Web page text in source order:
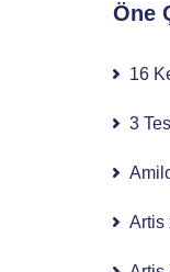
Öne
16
3
Artis